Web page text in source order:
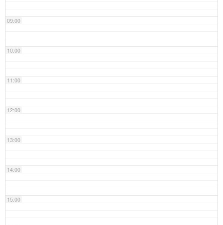
09:00
10:00
11:00
12:00
13:00
14:00
15:00